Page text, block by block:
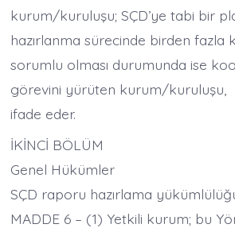
kurum/kuruluşu; SÇD’ye tabi bir
hazırlanma sürecinde birden
sorumlu olması durumunda ise
görevini yürüten kurum/kuruluşu,
ifade eder.
İKİNCİ BÖLÜM
Genel Hükümler
SÇD raporu hazırlama
MADDE 6 – (1) Yetkili kurum; bu